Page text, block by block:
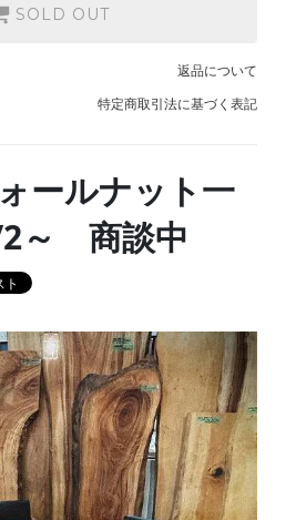
SOLD OUT
返品について
特定商取引法に基づく表記
ールナット一
商談中